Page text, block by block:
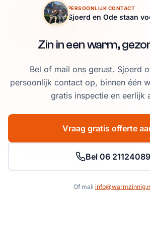
PERSOONLIJK CONTACT
Sjoerd en Ode staan
Zin in een warm,
Bel of mail ons gerust. Sjoerd
persoonlijk contact op, binnen één
gratis inspectie en eerlijk
Vraag gratis offerte
Bel 06 21124089
Of mail